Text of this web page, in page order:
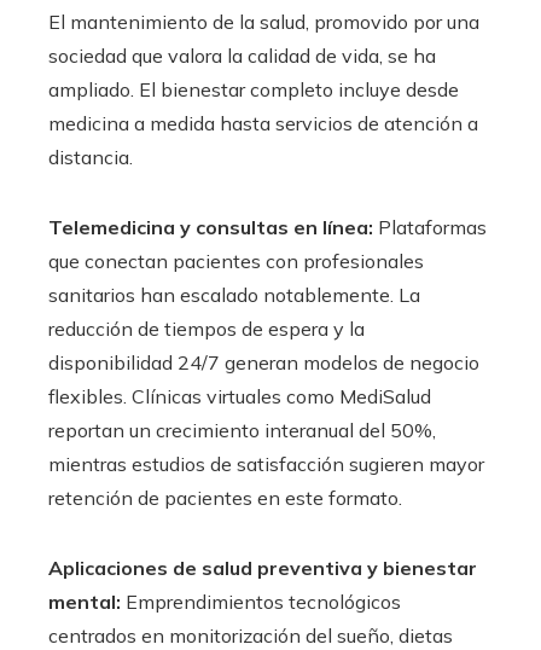
El mantenimiento de la salud, promovido por una
sociedad que valora la calidad de vida, se ha
ampliado. El bienestar completo incluye desde
medicina a medida hasta servicios de atención a
distancia.
Telemedicina y consultas en línea: Plataformas
que conectan pacientes con profesionales
sanitarios han escalado notablemente. La
reducción de tiempos de espera y la
disponibilidad 24/7 generan modelos de negocio
flexibles. Clínicas virtuales como MediSalud
reportan un crecimiento interanual del 50%,
mientras estudios de satisfacción sugieren mayor
retención de pacientes en este formato.
Aplicaciones de salud preventiva y bienestar
mental: Emprendimientos tecnológicos
centrados en monitorización del sueño, dietas